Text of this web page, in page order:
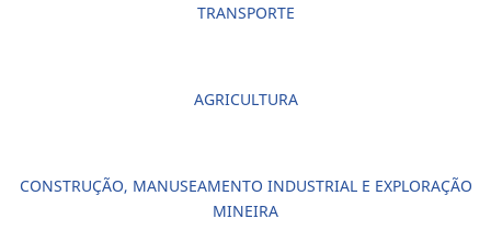
TRANSPORTE
AGRICULTURA
CONSTRUÇÃO, MANUSEAMENTO INDUSTRIAL E EXPLORAÇÃO
MINEIRA